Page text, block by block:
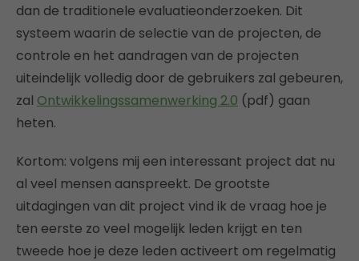
dan de traditionele evaluatieonderzoeken. Dit
systeem waarin de selectie van de projecten, de
controle en het aandragen van de projecten
uiteindelijk volledig door de gebruikers zal gebeuren,
zal Ontwikkelingssamenwerking 2.0 (pdf) gaan
heten.
Kortom: volgens mij een interessant project dat nu
al veel mensen aanspreekt. De grootste
uitdagingen van dit project vind ik de vraag hoe je
ten eerste zo veel mogelijk leden krijgt en ten
tweede hoe je deze leden activeert om regelmatig